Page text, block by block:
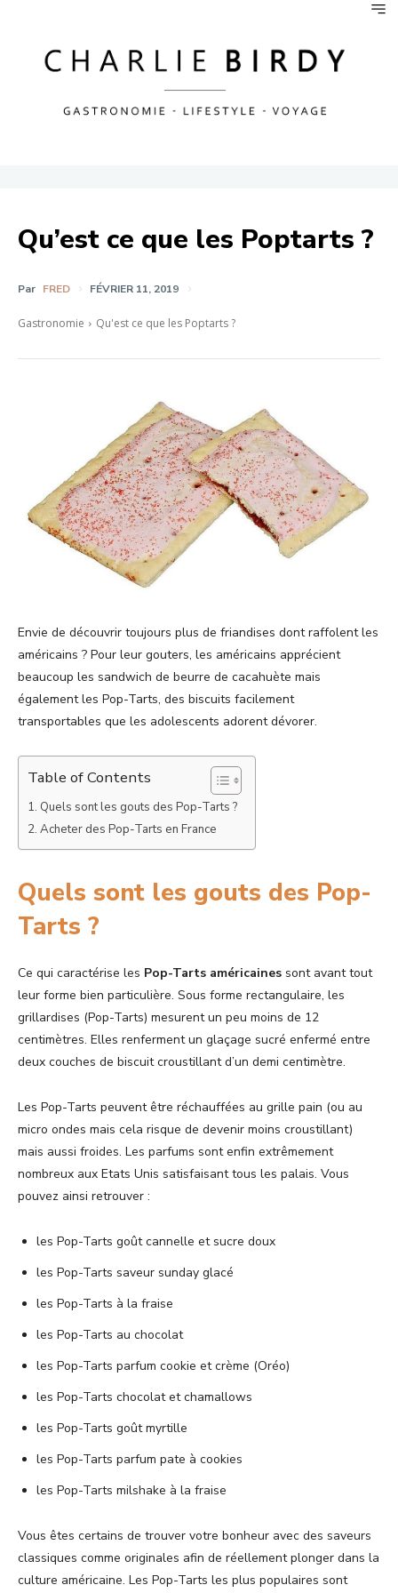
Qu’est ce que les Poptarts ?
Par FRED FÉVRIER 11, 2019
Gastronomie Qu'est ce que les Poptarts ?
Envie de découvrir toujours plus de friandises dont raffolent les
américains ? Pour leur gouters, les américains apprécient
beaucoup les sandwich de beurre de cacahuète mais
également les Pop-Tarts, des biscuits facilement
transportables que les adolescents adorent dévorer.
Table of Contents
Quels sont les gouts des Pop-Tarts ?
Acheter des Pop-Tarts en France
Quels sont les gouts des Pop-
Tarts ?
Ce qui caractérise les Pop-Tarts américaines sont avant tout
leur forme bien particulière. Sous forme rectangulaire, les
grillardises (Pop-Tarts) mesurent un peu moins de 12
centimètres. Elles renferment un glaçage sucré enfermé entre
deux couches de biscuit croustillant d’un demi centimètre.
Les Pop-Tarts peuvent être réchauffées au grille pain (ou au
micro ondes mais cela risque de devenir moins croustillant)
mais aussi froides. Les parfums sont enfin extrêmement
nombreux aux Etats Unis satisfaisant tous les palais. Vous
pouvez ainsi retrouver :
les Pop-Tarts goût cannelle et sucre doux
les Pop-Tarts saveur sunday glacé
les Pop-Tarts à la fraise
les Pop-Tarts au chocolat
les Pop-Tarts parfum cookie et crème (Oréo)
les Pop-Tarts chocolat et chamallows
les Pop-Tarts goût myrtille
les Pop-Tarts parfum pate à cookies
les Pop-Tarts milshake à la fraise
Vous êtes certains de trouver votre bonheur avec des saveurs
classiques comme originales afin de réellement plonger dans la
culture américaine. Les Pop-Tarts les plus populaires sont